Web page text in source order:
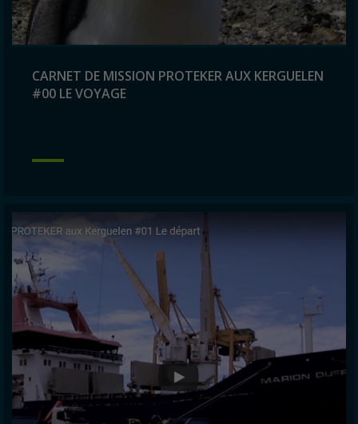
CARNET DE MISSION PROTEKER AUX KERGUELEN
#00 LE VOYAGE